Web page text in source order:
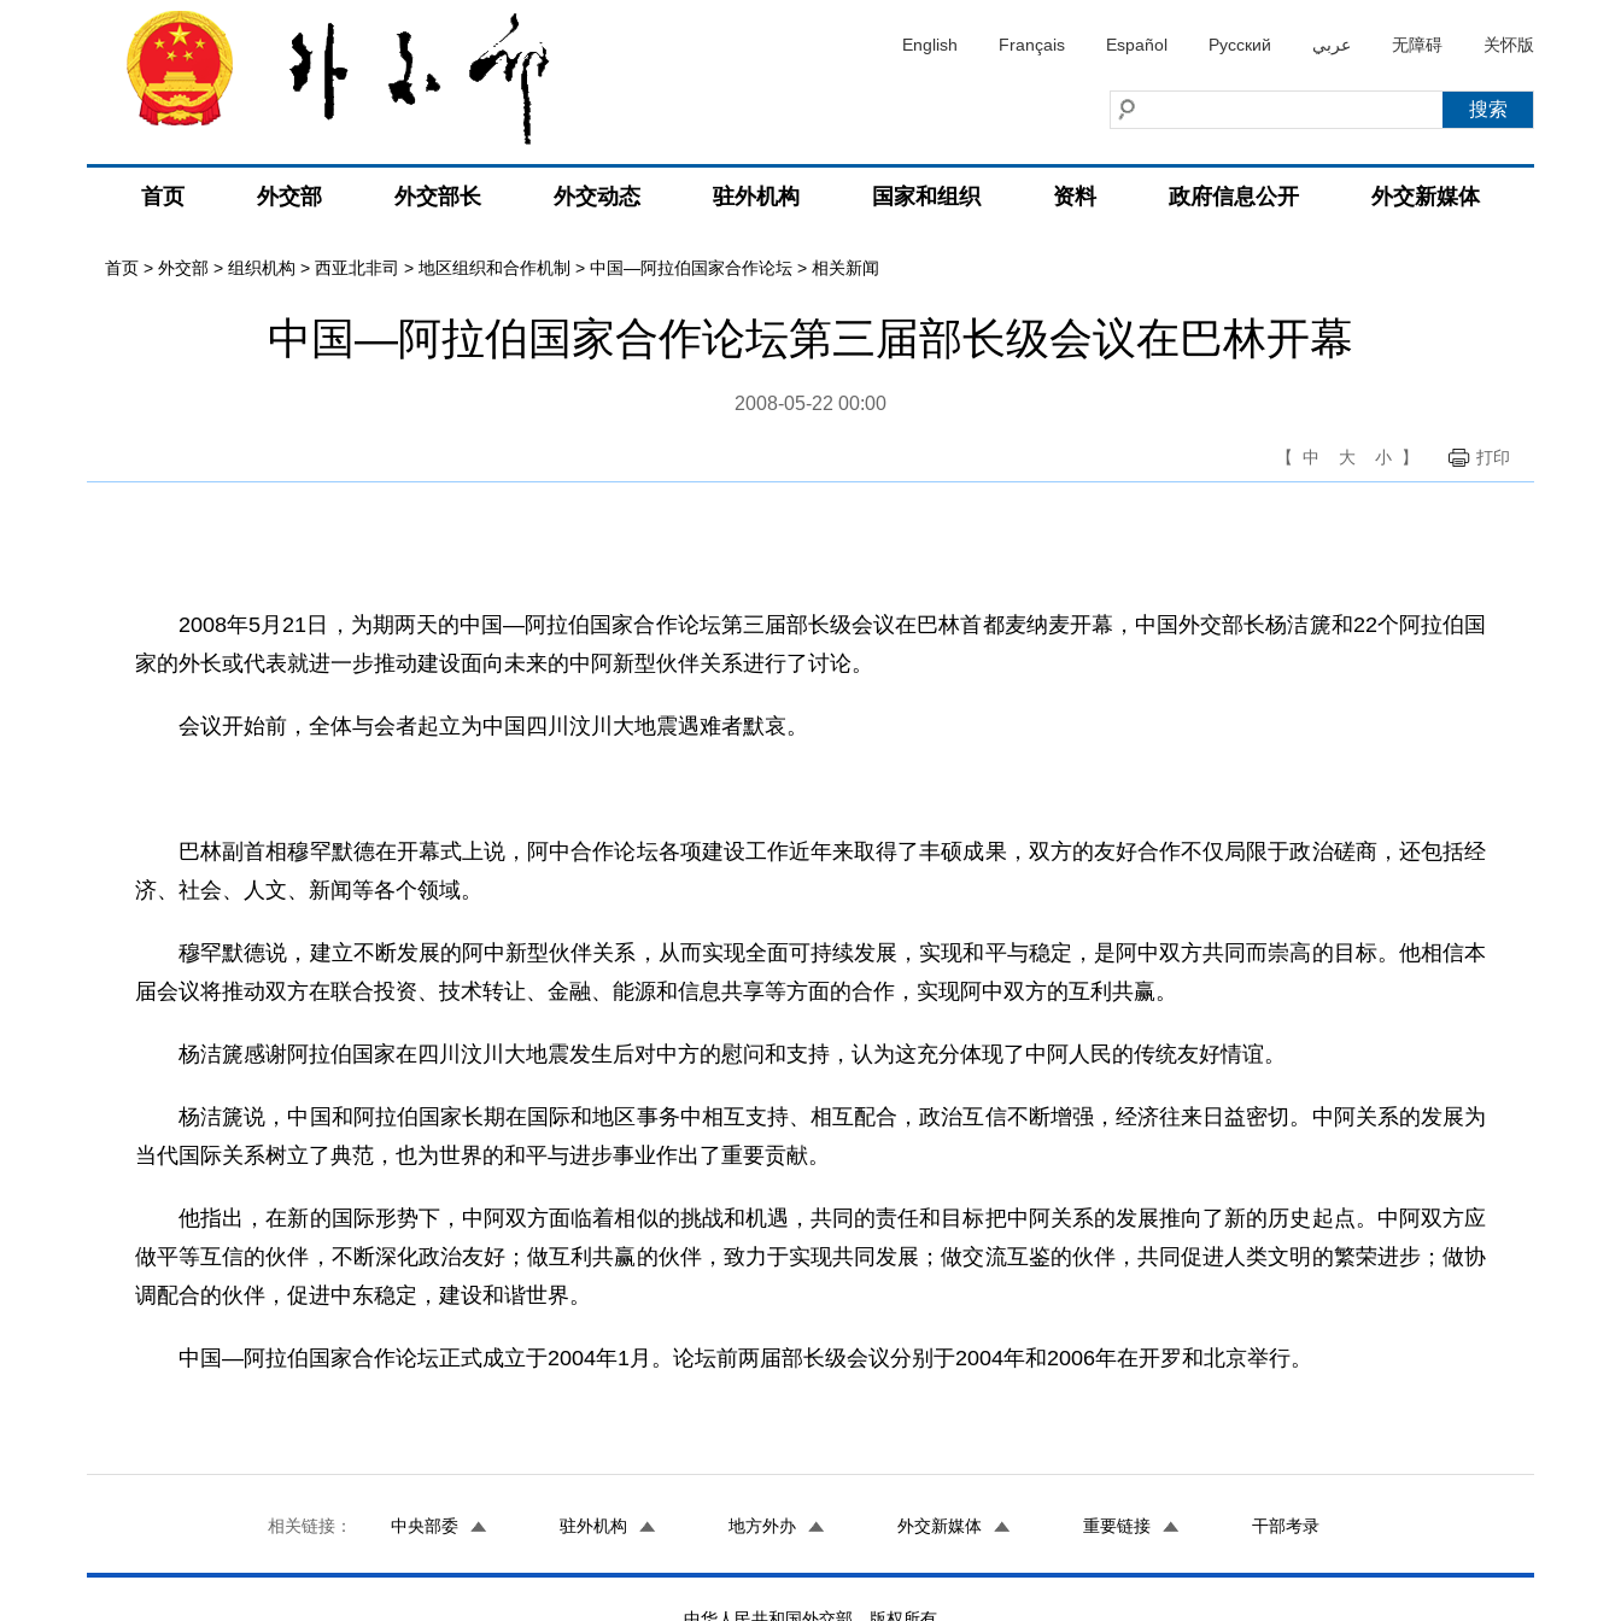
English Français Español Русский عربي 无障碍 关怀版
首页 外交部 外交部长 外交动态 驻外机构 国家和组织 资料 政府信息公开 外交新媒体
首页 > 外交部 > 组织机构 > 西亚北非司 > 地区组织和合作机制 > 中国—阿拉伯国家合作论坛 > 相关新闻
中国—阿拉伯国家合作论坛第三届部长级会议在巴林开幕
2008-05-22 00:00
【 中 大 小 】 打印
2008年5月21日，为期两天的中国—阿拉伯国家合作论坛第三届部长级会议在巴林首都麦纳麦开幕，中国外交部长杨洁篪和22个阿拉伯国
家的外长或代表就进一步推动建设面向未来的中阿新型伙伴关系进行了讨论。
会议开始前，全体与会者起立为中国四川汶川大地震遇难者默哀。
巴林副首相穆罕默德在开幕式上说，阿中合作论坛各项建设工作近年来取得了丰硕成果，双方的友好合作不仅局限于政治磋商，还包括经
济、社会、人文、新闻等各个领域。
穆罕默德说，建立不断发展的阿中新型伙伴关系，从而实现全面可持续发展，实现和平与稳定，是阿中双方共同而崇高的目标。他相信本
届会议将推动双方在联合投资、技术转让、金融、能源和信息共享等方面的合作，实现阿中双方的互利共赢。
杨洁篪感谢阿拉伯国家在四川汶川大地震发生后对中方的慰问和支持，认为这充分体现了中阿人民的传统友好情谊。
杨洁篪说，中国和阿拉伯国家长期在国际和地区事务中相互支持、相互配合，政治互信不断增强，经济往来日益密切。中阿关系的发展为
当代国际关系树立了典范，也为世界的和平与进步事业作出了重要贡献。
他指出，在新的国际形势下，中阿双方面临着相似的挑战和机遇，共同的责任和目标把中阿关系的发展推向了新的历史起点。中阿双方应
做平等互信的伙伴，不断深化政治友好；做互利共赢的伙伴，致力于实现共同发展；做交流互鉴的伙伴，共同促进人类文明的繁荣进步；做协
调配合的伙伴，促进中东稳定，建设和谐世界。
中国—阿拉伯国家合作论坛正式成立于2004年1月。论坛前两届部长级会议分别于2004年和2006年在开罗和北京举行。
相关链接： 中央部委 驻外机构 地方外办 外交新媒体 重要链接 干部考录